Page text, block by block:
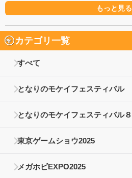
もっと見る
カテゴリ一覧
すべて
となりのモケイフェスティバル
となりのモケイフェスティバル８
東京ゲームショウ2025
メガホビEXPO2025